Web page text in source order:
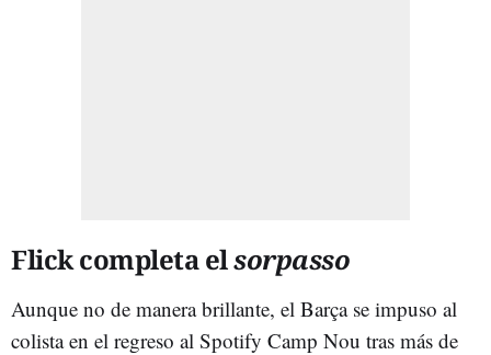
Flick completa elsorpasso
Aunque no de manera brillante, el Barça se impuso al
colista en el regreso al Spotify Camp Nou tras más de